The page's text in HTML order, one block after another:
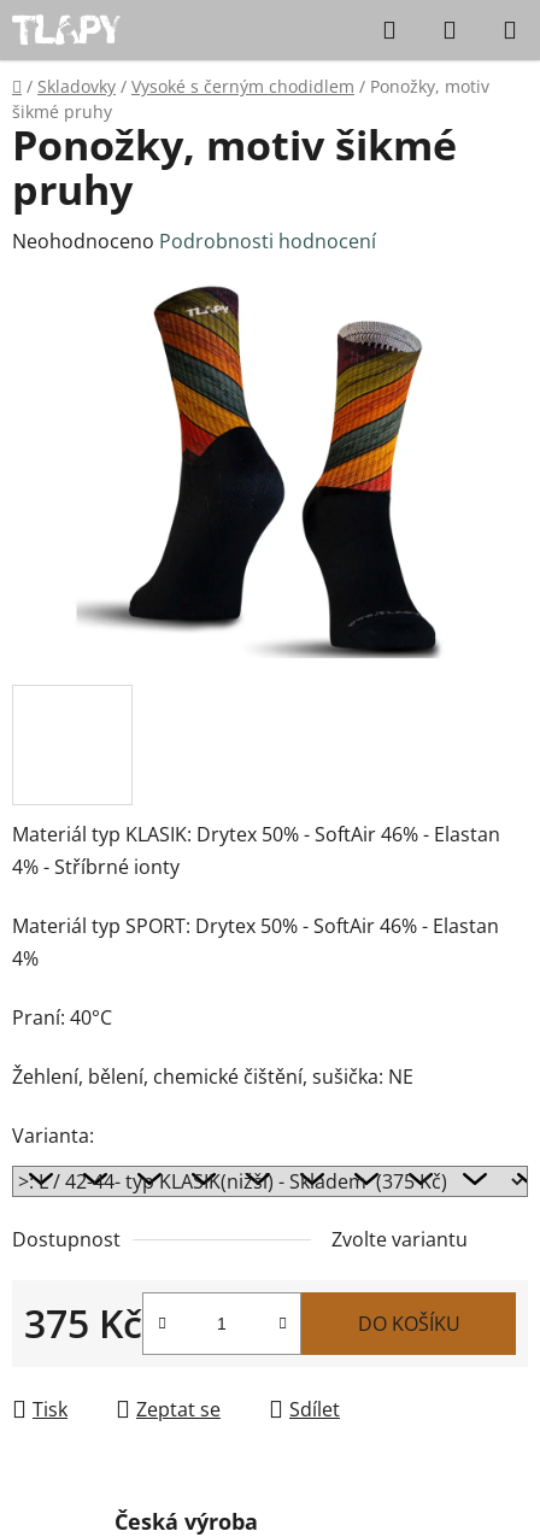
Přejít na obsah Hledat
Domů
/ Skladovky / Vysoké s černým chodidlem / Ponožky, motiv
šikmé pruhy
Materiál typ KLASIK: Drytex 50% - SoftAir 46% - Elastan
4% - Stříbrné ionty
Materiál typ SPORT: Drytex 50% - SoftAir 46% - Elastan
4%
Praní: 40°C
Žehlení, bělení, chemické čištění, sušička: NE
Varianta:
Dostupnost Zvolte variantu
375 Kč DO KOŠÍKU
Tisk Zeptat se Sdílet
Ponožky, motiv šikmé
pruhy
Průměrné hodnocení produktu je 0,0 z 5 hvězdiček.
Neohodnoceno Podrobnosti hodnocení
Česká výroba